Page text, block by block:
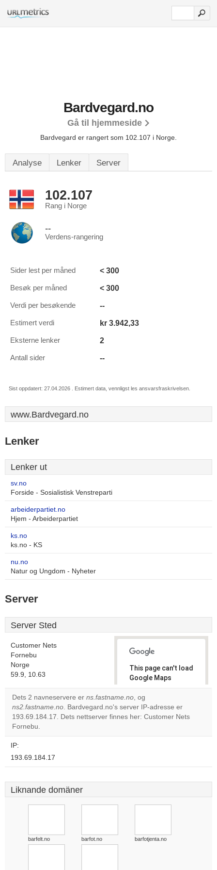
Bardvegard.no
Gå til hjemmeside
Bardvegard er rangert som 102.107 i Norge.
Analyse Lenker Server
102.107
Rang i Norge
--
Verdens-rangering
Sider lest per måned < 300
Besøk per måned < 300
Verdi per besøkende --
Estimert verdi kr 3.942,33
Eksterne lenker 2
Antall sider --
Sist oppdatert: 27.04.2026 . Estimert data, vennligst les ansvarsfraskrivelsen.
www.Bardvegard.no
Lenker
Lenker ut
sv.no
Forside - Sosialistisk Venstreparti
arbeiderpartiet.no
Hjem - Arbeiderpartiet
ks.no
ks.no - KS
nu.no
Natur og Ungdom - Nyheter
Server
Server Sted
Customer Nets
Fornebu
Norge
59.9, 10.63
This page can't load
Google Maps
correctly.
Do you
own this
OK
Dets 2 navneservere er ns.fastname.no, og
ns2.fastname.no. Bardvegard.no's server IP-adresse er
193.69.184.17. Dets nettserver finnes her: Customer Nets
Fornebu.
IP:
193.69.184.17
Liknande domäner
barfelt.no barfot.no barfotjenta.no